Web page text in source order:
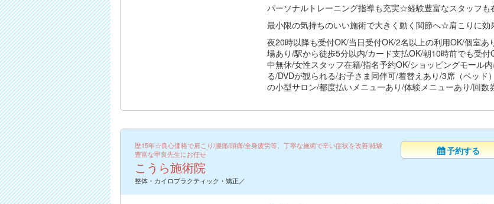
パーソナルトレーニング指導も充実☆経験豊富なスタッフ
最小限の気持ちのいい施術で大きく動く関節へ☆肩こりに
夜20時以降も受付OK/当日受付OK/2名以上の利用OK/個室あ
場あり/駅から徒歩5分以内/カード支払OK/朝10時前でも受付
中無休/女性スタッフ在籍/指名予約OK/ショッピングモール
る/DVDが観られる/お子さま同伴可/着替えあり/3席（ベッド
の小型サロン/都度払いメニューあり/体験メニューあり/回数
歴15年☆良心価格で肩こり/腰痛/頭痛/全身疲労等、丁寧な施術で辛い症状を改善!経験
豊富な甲良先生にお任せ
こうら施術院
整体・カイロプラクティック・矯正／
予約する